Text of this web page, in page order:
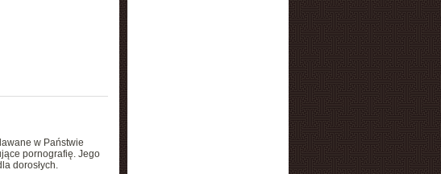
w Państwie
pornografię. Jego
dorosłych.